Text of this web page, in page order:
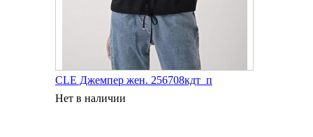
CLE Джемпер жен. 256708кдт_п
Нет в наличии